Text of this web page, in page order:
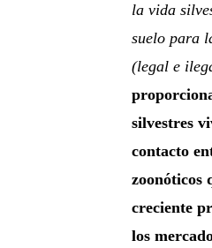
la vida
suelo para
(legal e
silvestres
contacto
zoonóticos
creciente
los